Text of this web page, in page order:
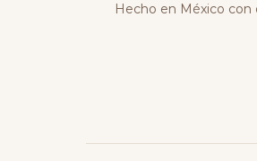
Hecho en México con